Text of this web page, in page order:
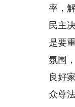
率，
民主
是要
氛围
良好
众尊